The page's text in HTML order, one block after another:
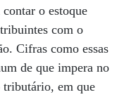
o estoque
com o
Cifras como essas
de que impera no
em que